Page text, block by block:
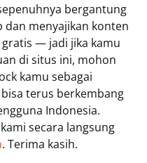
bergantung
menyajikan konten
— jadi jika kamu
di situs ini, mohon
kamu sebagai
terus berkembang
Indonesia.
secara langsung
. Terima kasih.